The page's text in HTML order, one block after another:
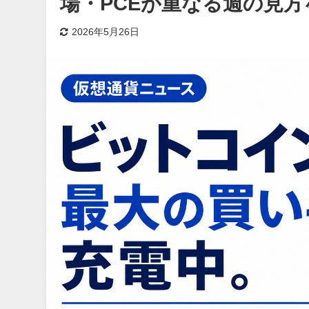
2026年5月26日